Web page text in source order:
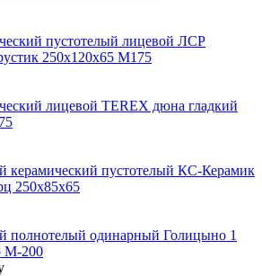
пустотелый лицевой ЛСР
250х120х65 М175
лицевой TEREX дюна гладкий
керамический пустотелый КС-Керамик
250х85х65
полнотелый одинарный Голицыно 1
М-200